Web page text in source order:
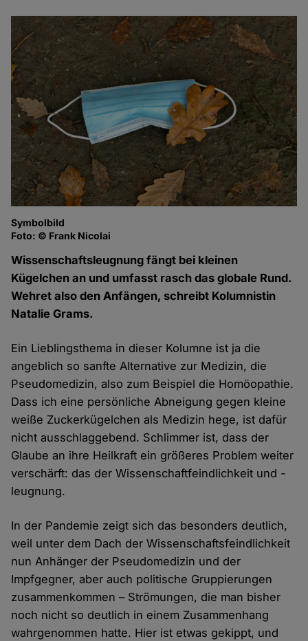
Symbolbild
Foto: © Frank Nicolai
Wissenschaftsleugnung fängt bei kleinen
Kügelchen an und umfasst rasch das globale Rund.
Wehret also den Anfängen, schreibt Kolumnistin
Natalie Grams.
Ein Lieblingsthema in dieser Kolumne ist ja die
angeblich so sanfte Alternative zur Medizin, die
Pseudomedizin, also zum Beispiel die Homöopathie.
Dass ich eine persönliche Abneigung gegen kleine
weiße Zuckerkügelchen als Medizin hege, ist dafür
nicht ausschlaggebend. Schlimmer ist, dass der
Glaube an ihre Heilkraft ein größeres Problem weiter
verschärft: das der Wissenschaftfeindlichkeit und -
leugnung.
In der Pandemie zeigt sich das besonders deutlich,
weil unter dem Dach der Wissenschaftsfeindlichkeit
nun Anhänger der Pseudomedizin und der
Impfgegner, aber auch politische Gruppierungen
zusammenkommen – Strömungen, die man bisher
noch nicht so deutlich in einem Zusammenhang
wahrgenommen hatte. Hier ist etwas gekippt, und